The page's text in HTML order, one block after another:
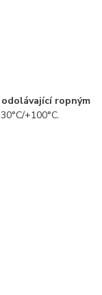
odolávající ropným
+100°C.